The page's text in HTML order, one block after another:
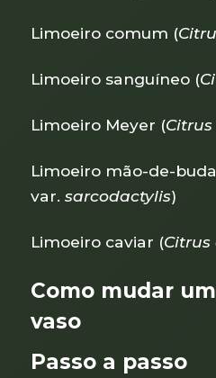
Limoeiro comum (
Limoeiro sanguíneo (
Limoeiro Meyer (
Limoeiro mão-de-
var.sarcodactylis)
Limoeiro caviar (
Como mudar
vaso
Passo a passo